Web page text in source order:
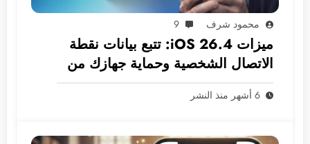
محمود شرف 9
ميزات iOS 26.4: تتبع بيانات نقطة
الاتصال الشخصية وحماية جهازك من
السرقة افتراضيًا!
6 أشهر منذ النشر